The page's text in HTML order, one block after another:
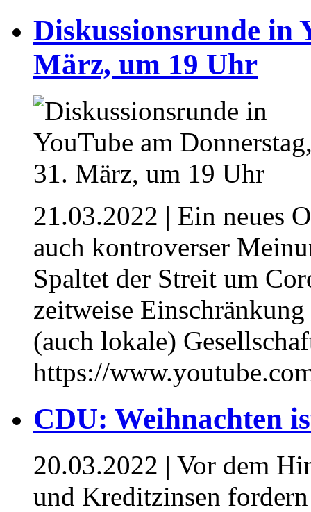
Diskussionsrunde in
März, um 19 Uhr
21.03.2022 | Ein neues
auch kontroverser
Spaltet der Streit um
zeitweise
(auch lokale)
https://
CDU: Weihnachten
20.03.2022 | Vor dem
und Kreditzinsen